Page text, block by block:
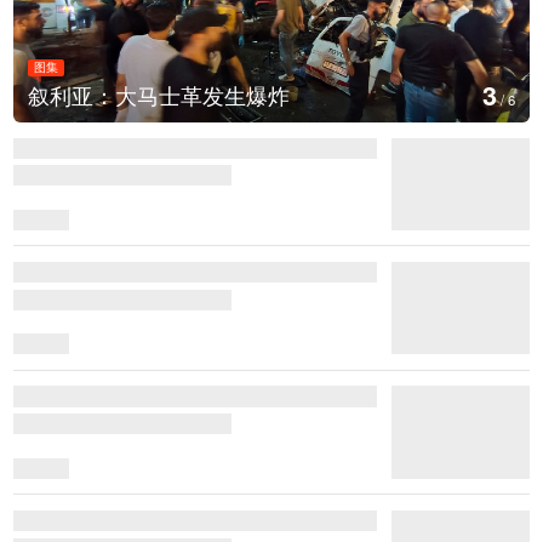
图集
云南弥勒：欢庆火把节 4/6